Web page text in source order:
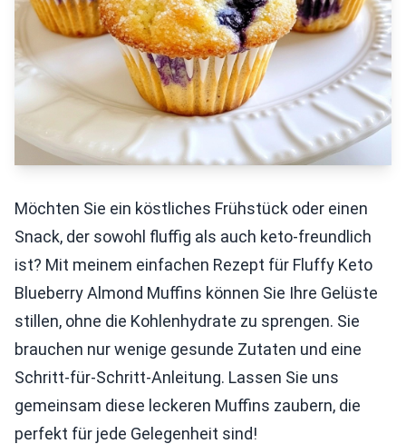
Möchten Sie ein köstliches Frühstück oder einen
Snack, der sowohl fluffig als auch keto-freundlich
ist? Mit meinem einfachen Rezept für Fluffy Keto
Blueberry Almond Muffins können Sie Ihre Gelüste
stillen, ohne die Kohlenhydrate zu sprengen. Sie
brauchen nur wenige gesunde Zutaten und eine
Schritt-für-Schritt-Anleitung. Lassen Sie uns
gemeinsam diese leckeren Muffins zaubern, die
perfekt für jede Gelegenheit sind!